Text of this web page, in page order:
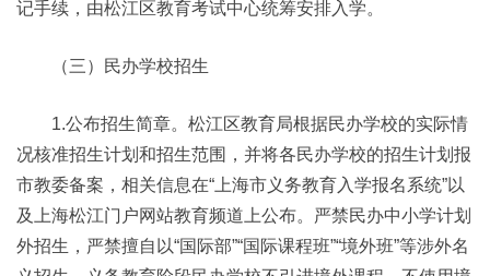
记手续，由松江区教育考试中心统筹安排入学。
（三）民办学校招生
1.公布招生简章。松江区教育局根据民办学校的实际情
况核准招生计划和招生范围，并将各民办学校的招生计划报
市教委备案，相关信息在“上海市义务教育入学报名系统”以
及上海松江门户网站教育频道上公布。严禁民办中小学计划
外招生，严禁擅自以“国际部”“国际课程班”“境外班”等涉外名